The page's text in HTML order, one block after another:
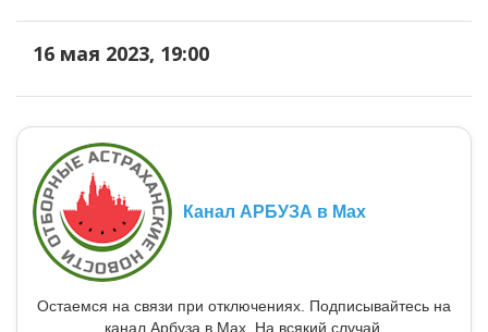
16 мая 2023, 19:00
Канал АРБУЗА в Max
Остаемся на связи при отключениях. Подписывайтесь на
канал Арбуза в Max. На всякий случай.